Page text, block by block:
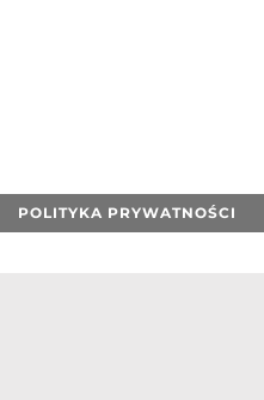
POLITYKA PRYWATNOŚCI